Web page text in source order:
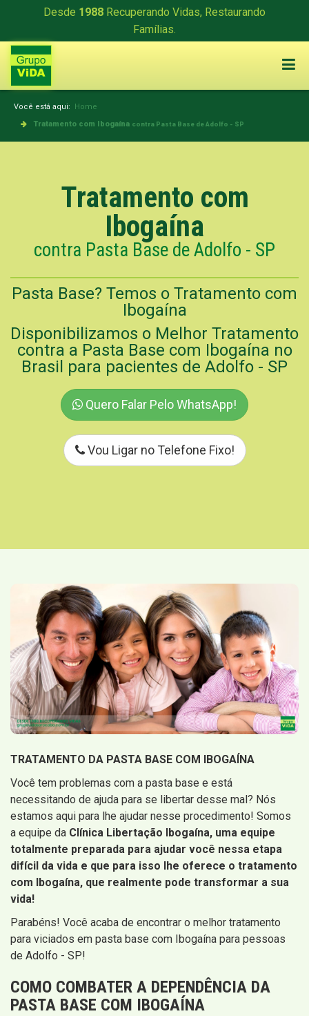
Desde 1988 Recuperando Vidas, Restaurando
Famílias.
Você está aqui: Home
Tratamento com Ibogaína contra Pasta Base de Adolfo - SP
Tratamento com
Ibogaína
contra Pasta Base de Adolfo - SP
Pasta Base? Temos o Tratamento com
Ibogaína
Disponibilizamos o Melhor Tratamento
contra a Pasta Base com Ibogaína no
Brasil para pacientes de Adolfo - SP
Quero Falar Pelo WhatsApp!
Vou Ligar no Telefone Fixo!
TRATAMENTO DA PASTA BASE COM IBOGAÍNA
Você tem problemas com a pasta base e está
necessitando de ajuda para se libertar desse mal? Nós
estamos aqui para lhe ajudar nesse procedimento! Somos
a equipe da Clínica Libertação Ibogaína, uma equipe
totalmente preparada para ajudar você nessa etapa
difícil da vida e que para isso lhe oferece o tratamento
com Ibogaína, que realmente pode transformar a sua
vida!
Parabéns! Você acaba de encontrar o melhor tratamento
para viciados em pasta base com Ibogaína para pessoas
de Adolfo - SP!
COMO COMBATER A DEPENDÊNCIA DA
PASTA BASE COM IBOGAÍNA